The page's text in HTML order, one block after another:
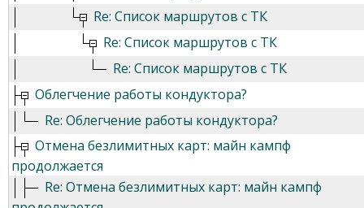
Re: Список маршрутов с ТК
Re: Список маршрутов с ТК
Re: Список маршрутов с ТК
Облегчение работы кондуктора?
Re: Облегчение работы кондуктора?
Отмена безлимитных карт: майн кампф
продолжается
Re: Отмена безлимитных карт: майн кампф